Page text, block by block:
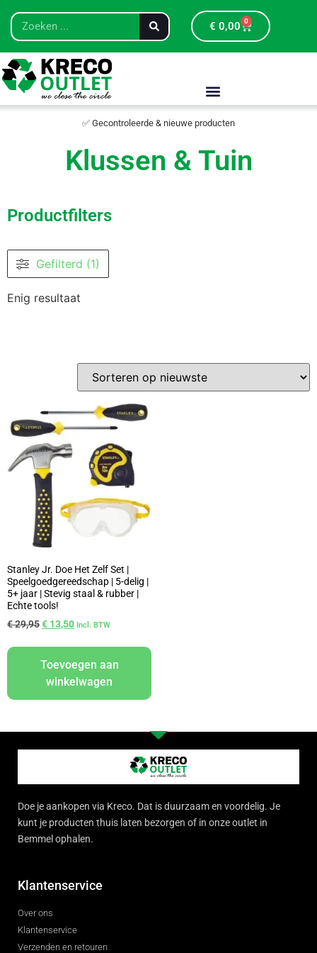
€ 0,00 0
✅ Gecontroleerde & nieuwe producten
Klussen & Tuin
Productfilters
Gefilterd (1)
Enig resultaat
Stanley Jr. Doe Het Zelf Set |
Speelgoedgereedschap | 5-delig |
5+ jaar | Stevig staal & rubber |
Echte tools!
€29,95€ 13,50 Incl. BTW
Toevoegen aan
winkelwagen
Doe je aankopen via Kreco. Dat is duurzaam en voordelig. Je
kunt je producten thuis laten bezorgen of in onze outlet in
Bemmel ophalen.
Klantenservice
Over ons
Klantenservice
Verzenden en retouren